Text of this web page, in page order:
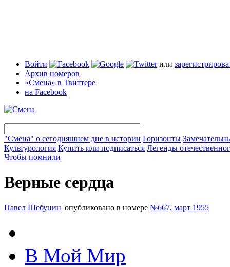
Войти или
Архив номеров
«Смена» в Твиттере
на Facebook
"Смена" о сегодняшнем дне в истории Горизонты
Культурология Купить или подписаться Легенды
Чтобы помнили
Верные сердца
Павел Шебунин| опубликовано в номере №667, март 1955
В Мой Мир